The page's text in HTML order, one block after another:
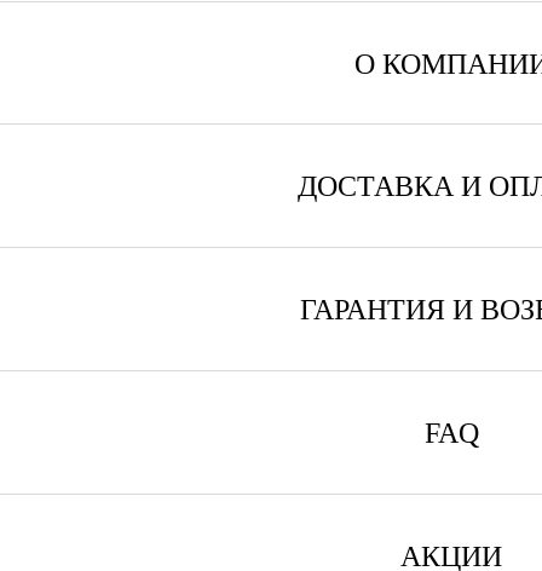
О
ДОСТАВКА И
ГАРАНТИЯ И
FAQ
АКЦИИ